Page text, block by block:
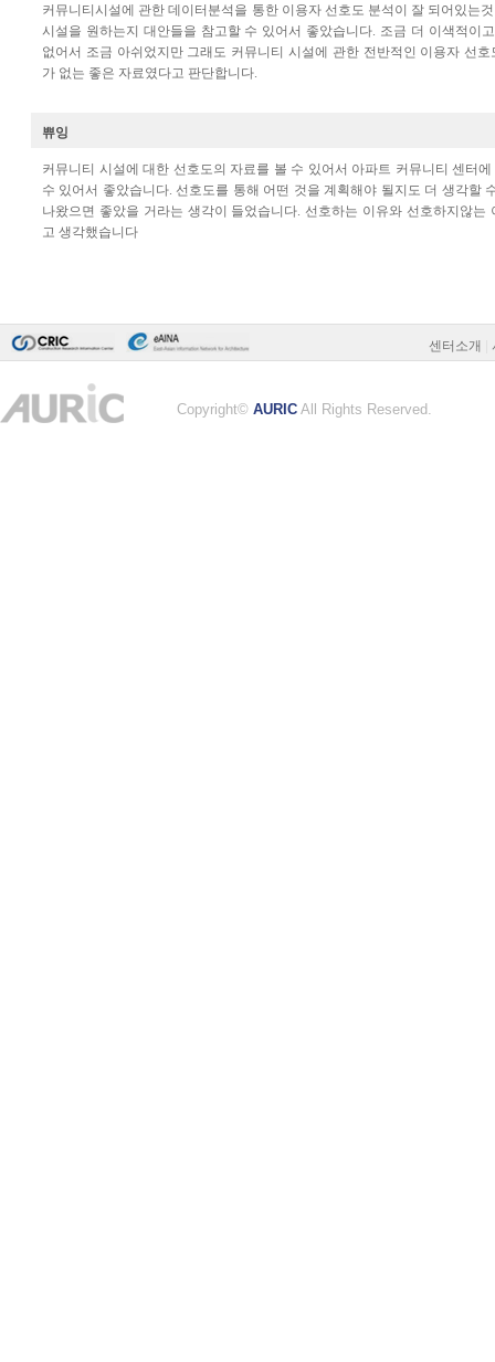
센터소개
Copyright© AURIC All Rights Reserved.